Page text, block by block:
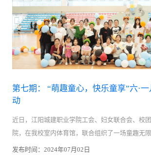
第七期： “萌趣童心，快乐童享”六·
动
近日，江阳城建职业学院工会、妇女联合会、校
院，在我校室内体育馆，联合组织了一场童趣无
乐童享”六·一儿童节亲子活动。江阳城建职业学院
发布时间：2024年07月02日